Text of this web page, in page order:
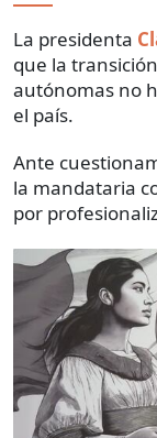
La presidenta
que la
autónomas no
el país.
Ante
la mandataria
por